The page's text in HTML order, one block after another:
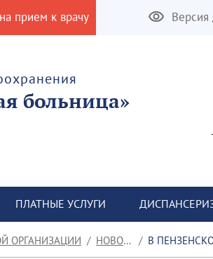
прием к врачу
больница»
ПЛАТНЫЕ УСЛУГИ
ОРГАНИЗАЦИИ НОВОСТИ В ПЕНЗЕНСКОЙ